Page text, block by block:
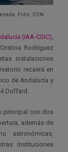
Foto: OSN.
(IAA-CSIC),
Cristina Rodríguez
instalaciones
recaerá en
de Andalucía y
Duffard.
principal con dos
además de
astronómicas,
instituciones